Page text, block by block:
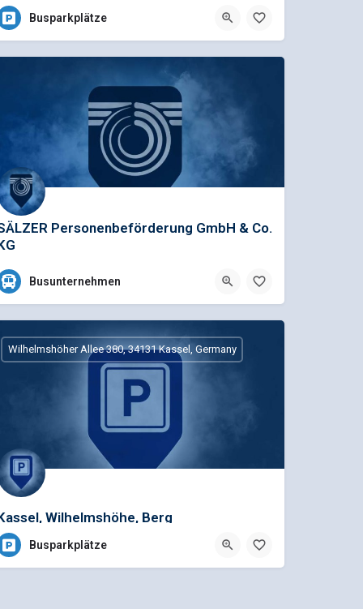
Busparkplätze
Personenbeförderung GmbH & Co.
0 29 82 / 4 10 08
Hengsbecke 28, Medebach,
Busunternehmen
Wilhelmshöhe, Berg
Wilhelmshöher Allee 380, 34131 Kassel, Germany
Busparkplätze